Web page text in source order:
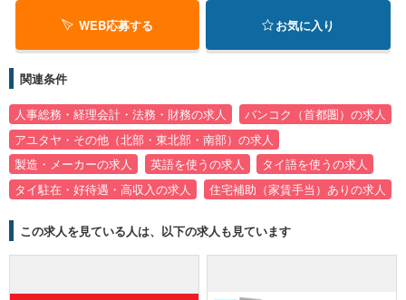
WEB応募する お気に入り
関連条件
人事総務・経理会計・法務・財務の求人
バンコク（首都圏）の求人
アユタヤ・その他（北部・東北部・南部）の求人
製造・メーカーの求人
英語を使うの求人
タイ語を使うの求人
タイ駐在・好待遇・高収入の求人
住宅補助（家賃手当）ありの求人
この求人を見ている人は、以下の求人も見ています